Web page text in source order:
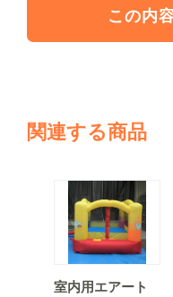
この内
関連する商品
室内用エアート